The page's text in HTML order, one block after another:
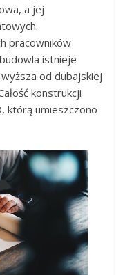
a jej
pracowników
istnieje
od dubajskiej
konstrukcji
którą umieszczono